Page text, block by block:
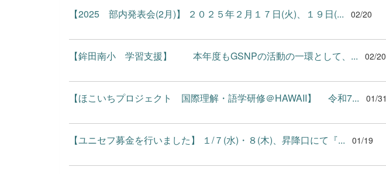
【2025 部内発表会(2月)】 ２０２５年２月１７日(火)、１９日(... 02/20
【鉾田南小 学習支援】 本年度もGSNPの活動の一環として、... 02/20
【ほこいちプロジェクト 国際理解・語学研修＠HAWAII】 令和7... 01/31
【ユニセフ募金を行いました】 １/７(水)・８(木)、昇降口にて『... 01/19